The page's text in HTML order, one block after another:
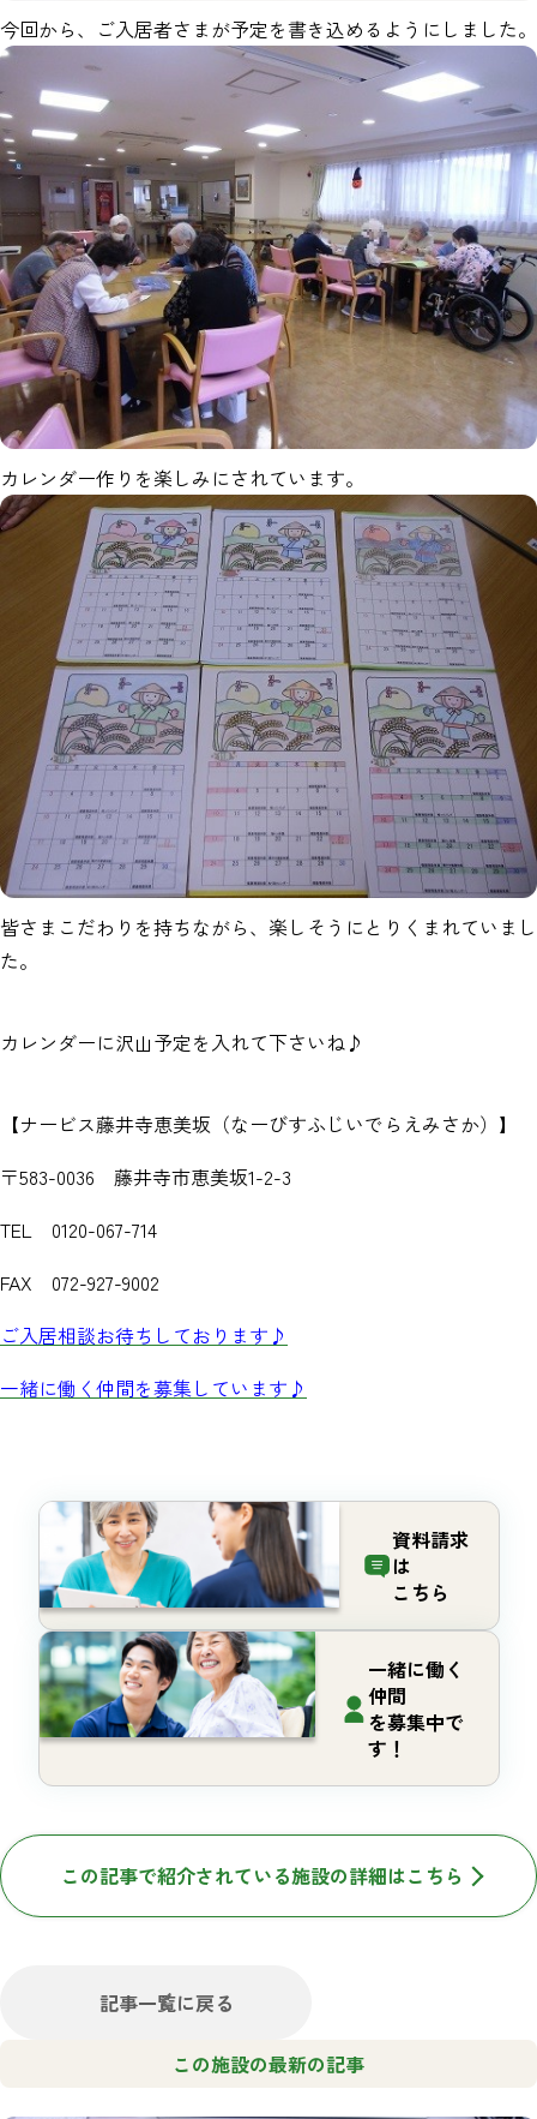
今回から、ご入居者さまが予定を書き込めるようにしました。
カレンダー作りを楽しみにされています。
皆さまこだわりを持ちながら、楽しそうにとりくまれていまし
た。
カレンダーに沢山予定を入れて下さいね♪
【ナービス藤井寺恵美坂（なーびすふじいでらえみさか）】
〒583-0036 藤井寺市恵美坂1-2-3
TEL 0120-067-714
FAX 072-927-9002
ご入居相談お待ちしております♪
一緒に働く仲間を募集しています♪
資料請求
は
こちら
一緒に働く
仲間
を募集中で
す！
この記事で紹介されている施設の詳細はこちら
記事一覧に戻る
この施設の最新の記事